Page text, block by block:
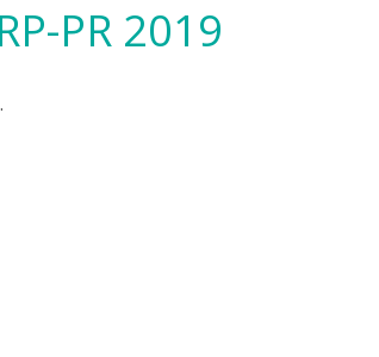
PR 2019
em uma nova janela.